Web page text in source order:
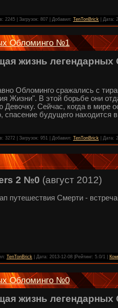
2245 | Загрузок: 807 | Добавил: TenTonBrick| Дата:
Обломинго №1
жизнь
Обломинго сражались с
Жизни". В этой борьбе они
Девочку. Сейчас, когда в мире
спасение будущего находится
3272 | Загрузок: 951 | Добавил: TenTonBrick| Дата:
2 №0 (август 2012)
путешествия Смерти -
TenTonBrick| Дата: 2013-12-08|Рейтинг: 5.0/1 |
Обломинго №0
жизнь